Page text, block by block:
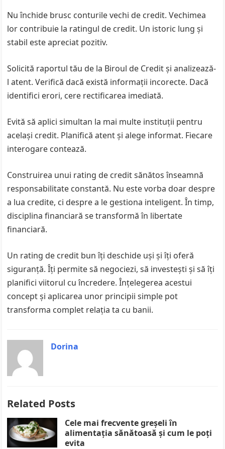
Nu închide brusc conturile vechi de credit. Vechimea
lor contribuie la ratingul de credit. Un istoric lung și
stabil este apreciat pozitiv.
Solicită raportul tău de la Biroul de Credit și analizează-
l atent. Verifică dacă există informații incorecte. Dacă
identifici erori, cere rectificarea imediată.
Evită să aplici simultan la mai multe instituții pentru
același credit. Planifică atent și alege informat. Fiecare
interogare contează.
Construirea unui rating de credit sănătos înseamnă
responsabilitate constantă. Nu este vorba doar despre
a lua credite, ci despre a le gestiona inteligent. În timp,
disciplina financiară se transformă în libertate
financiară.
Un rating de credit bun îți deschide uși și îți oferă
siguranță. Îți permite să negociezi, să investești și să îți
planifici viitorul cu încredere. Înțelegerea acestui
concept și aplicarea unor principii simple pot
transforma complet relația ta cu banii.
Dorina
Related Posts
Cele mai frecvente greșeli în
alimentația sănătoasă și cum le poți
evita